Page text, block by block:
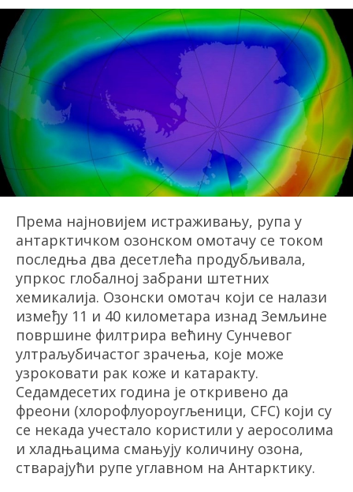
Према најновијем истраживању, рупа у
антарктичком озонском омотачу се током
последња два десетлећа продубљивала,
упркос глобалној забрани штетних
хемикалија. Озонски омотач који се налази
између 11 и 40 километара изнад Земљине
површине филтрира већину Сунчевог
ултраљубичастог зрачења, које може
узроковати рак коже и катаракту.
Седамдесетих година је откривено да
фреони (хлорофлуороугљеници, CFC) који су
се некада учестало користили у аеросолима
и хладњацима смањују количину озона,
стварајући рупе углавном на Антарктику.